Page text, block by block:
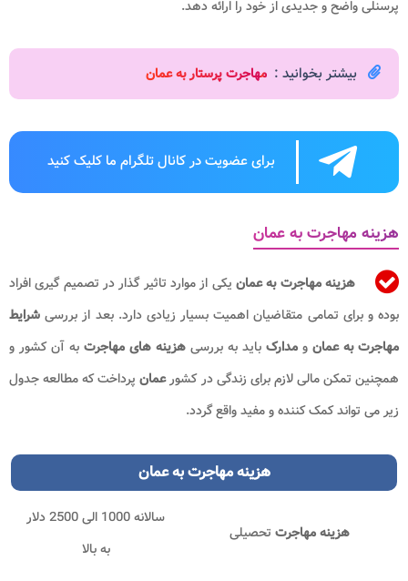
پرسنلی واضح و جدیدی از خود را ارائه دهد.
بیشتر بخوانید : مهاجرت پرستار به عمان
برای عضویت در کانال تلگرام ما کلیک کنید
هزینه مهاجرت به عمان
هزینه مهاجرت به عمان یکی از موارد تاثیر گذار در تصمیم گیری افراد
بوده و برای تمامی متقاضیان اهمیت بسیار زیادی دارد. بعد از بررسی شرایط
مهاجرت به عمان و مدارک باید به بررسی هزینه های مهاجرت به آن کشور و
همچنین تمکن مالی لازم برای زندگی در کشورعمانپرداخت که مطالعه جدول
زیر می تواند کمک کننده و مفید واقع گردد.
هزینه مهاجرت به عمان
هزینه مهاجرت تحصیلی
سالانه 1000 الی 2500 دلار
به بالا